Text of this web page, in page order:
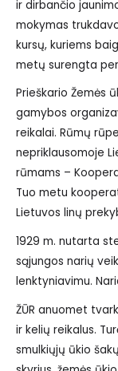
ir dirbančio
mokymas
kursų, kuriems
metų surengta
Prieškario Žemės
gamybos
reikalai. Rūmų
nepriklausomoje
rūmams –
Tuo metu
Lietuvos linų
1929 m. nutarta
sąjungos narių
lenktyniavimu.
ŽŪR anuomet
ir kelių reikalus.
smulkiųjų ūkio